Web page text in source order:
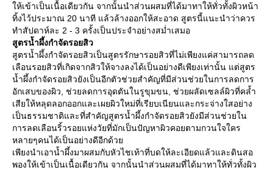
ให้เข้าเป็นเนื้อเดียวกัน จากนั้นนำส่วนผสมที่ได้มาทาให้ทั่วทั้งผิวหน้า
ทิ้งไว้ประมาณ 20 นาที แล้วล้างออกให้สะอาด สูตรนี้แนะนำว่าควร
ทำสัปดาห์ละ 2 - 3 ครั้งเป็นประจำอย่างสม่ำเสมอ
สูตรน้ำผึ้งกำจัดรอยสิว
สูตรน้ำผึ้งกำจัดรอยสิวเป็นสูตรรักษารอยสิวที่ไม่เพียงแค่สามารถลด
เลือนรอยสิวที่เกิดจากสิวให้จางลงได้เป็นอย่างดีเพียงเท่านั้น แต่สูตร
น้ำผึ้งกำจัดรอยสิวยังเป็นอีกตัวช่วยสำคัญที่มีส่วนช่วยในการลดการ
อักเสบของผิว, ช่วยลดการอุดตันในรูขุมขน, ช่วยผลัดเซลล์ผิวที่คล้ำ
เสียให้หลุดลอกออกและเผยผิวใหม่ที่เรียบเนียนและกระจ่างใสอย่าง
เป็นธรรมชาติและที่สำคัญสูตรน้ำผึ้งกำจัดรอยสิวยังมีส่วนช่วยใน
การลดเลือนริ้วรอยแห่งวัยที่มักเป็นปัญหาผิวคอยตามกวนใจใคร
หลายๆคนได้เป็นอย่างดีอีกด้วย
เพียงนำเอาน้ำผึ้งมาผสมกับหัวไชเท้าที่บดให้ละเอียดแล้วและดินสอ
พองให้เข้าเป็นเนื้อเดียวกัน จากนั้นนำส่วนผสมที่ได้มาทาให้ทั่วทั้งผิว